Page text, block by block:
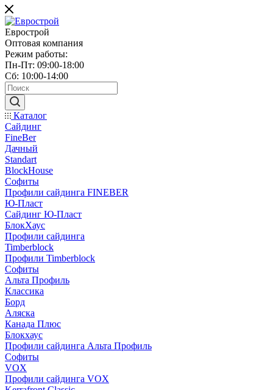
Еврострой
Оптовая компания
Режим работы:
Пн-Пт: 09:00-18:00
Сб: 10:00-14:00
Каталог
Сайдинг
FineBer
Дачный
Standart
BlockHouse
Софиты
Профили сайдинга FINEBER
Ю-Пласт
Сайдинг Ю-Пласт
БлокХаус
Профили сайдинга
Timberblock
Профили Timberblock
Софиты
Альта Профиль
Классика
Борд
Аляска
Канада Плюс
Блокхаус
Профили сайдинга Альта Профиль
Софиты
VOX
Профили сайдинга VOX